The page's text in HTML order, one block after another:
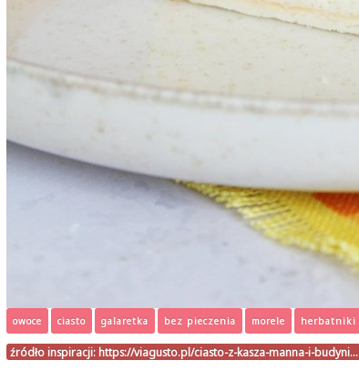
owoce ciasto galaretka bez pieczenia morele herbatniki
źródło inspiracji: https://viagusto.pl/ciasto-z-kasza-manna-i-budyni…